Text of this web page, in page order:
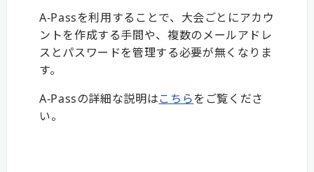
A-Passを利用することで、大会ごとにアカウ
ントを作成する手間や、複数のメールアドレ
スとパスワードを管理する必要が無くなりま
す。
A-Passの詳細な説明はこちらをご覧くださ
い。